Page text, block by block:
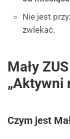
Nie jest
zwlekać.
Mały
„Aktywni
Czym jest